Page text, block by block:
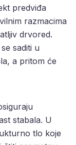
predviđa
razmacima
drvored.
saditi u
a pritom će
stabala. U
tlo koje